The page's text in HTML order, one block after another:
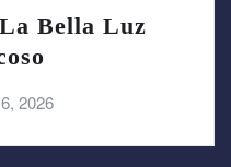
Bella Luz
2026